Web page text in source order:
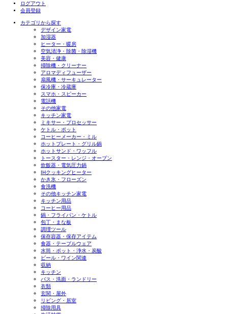
ログアウト
会員登録
カテゴリから探す
デザイン家電
加湿器
ヒーター・暖房
空気清浄・除菌・除湿機
美容・健康
掃除機・クリーナー
アロマディフューザー
扇風機・サーキュレーター
保冷庫・冷蔵庫
スマホ・スピーカー
電話機
その他家電
キッチン家電
ミキサー・プロセッサー
ケトル・ポット
コーヒーメーカー・ミル
ホットプレート・グリル鍋
ホットサンド・ワッフル
トースター・レンジ・オーブン
炊飯器・電気圧力鍋
IHクッキングヒーター
かき氷・フローズン
食洗機
その他キッチン家電
キッチン用品
コーヒー用品
鍋・フライパン・ケトル
包丁・まな板
調理ツール
保存容器・保存アイテム
食器・テーブルウェア
水筒・ポット・浄水・炭酸
ビール・ワイン関連
収納
キッチン
バス・洗面・ランドリー
衣類
玄関・屋外
リビング・居室
掃除用具